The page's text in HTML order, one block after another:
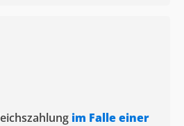
im Falle einer